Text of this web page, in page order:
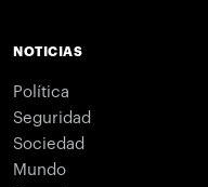
NOTICIAS
Política
Seguridad
Sociedad
Mundo